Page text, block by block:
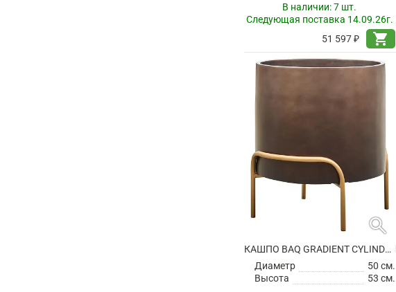
В наличии:7 шт.
Следующая поставка 14.09.26г.
51 597 ₽
shopping_cart
search
КАШПО BAQ GRADIENT CYLINDER ELEVATED LOW MATT COFFEE
Диаметр
50 см.
Высота
53 см.